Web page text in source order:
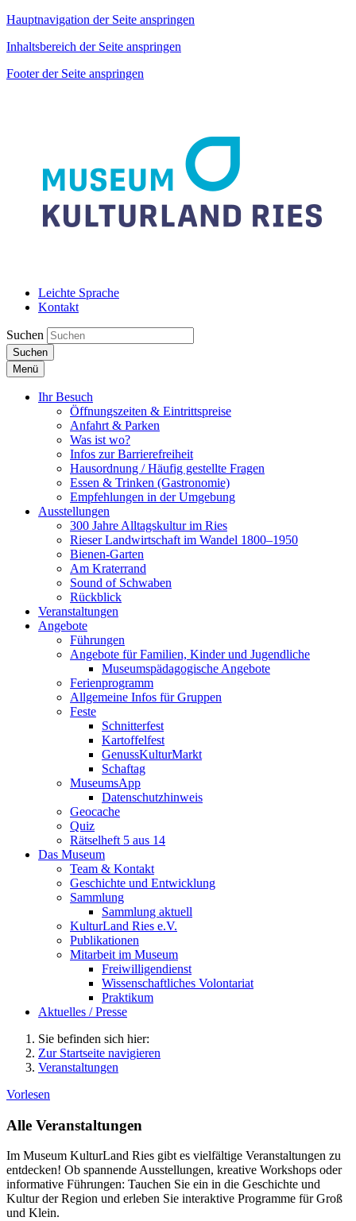
Hauptnavigation der Seite anspringen
Inhaltsbereich der Seite anspringen
Footer der Seite anspringen
Leichte Sprache
Kontakt
Suchen
Suchen
Menü
Ihr Besuch
Öffnungszeiten & Eintrittspreise
Anfahrt & Parken
Was ist wo?
Infos zur Barrierefreiheit
Hausordnung / Häufig gestellte Fragen
Essen & Trinken (Gastronomie)
Empfehlungen in der Umgebung
Ausstellungen
300 Jahre Alltagskultur im Ries
Rieser Landwirtschaft im Wandel 1800–1950
Bienen-Garten
Am Kraterrand
Sound of Schwaben
Rückblick
Veranstaltungen
Angebote
Führungen
Angebote für Familien, Kinder und Jugendliche
Museumspädagogische Angebote
Ferienprogramm
Allgemeine Infos für Gruppen
Feste
Schnitterfest
Kartoffelfest
GenussKulturMarkt
Schaftag
MuseumsApp
Datenschutzhinweis
Geocache
Quiz
Rätselheft 5 aus 14
Das Museum
Team & Kontakt
Geschichte und Entwicklung
Sammlung
Sammlung aktuell
KulturLand Ries e.V.
Publikationen
Mitarbeit im Museum
Freiwilligendienst
Wissenschaftliches Volontariat
Praktikum
Aktuelles / Presse
Sie befinden sich hier:
Zur Startseite navigieren
Veranstaltungen
Vorlesen
Alle Veranstaltungen
Im Museum KulturLand Ries gibt es vielfältige Veranstaltungen zu
entdecken! Ob spannende Ausstellungen, kreative Workshops oder
informative Führungen: Tauchen Sie ein in die Geschichte und
Kultur der Region und erleben Sie interaktive Programme für Groß
und Klein.